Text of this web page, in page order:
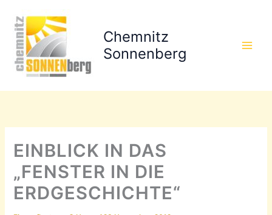
Inhalt
springen
Chemnitz
Sonnenberg
EINBLICK IN DAS
„FENSTER IN DIE
ERDGESCHICHTE“